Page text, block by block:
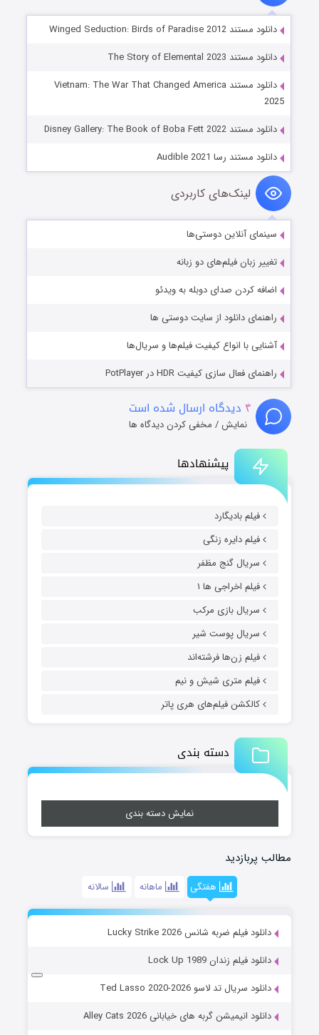
پیشنهادها
فیلم بادیگارد
فیلم دایره زنگی
سریال گنج مظفر
فیلم اخراجی ها ۱
سریال بازی مرکب
سریال پوست شیر
فیلم زن‌ها فرشته‌اند
فیلم متری شیش و نیم
کالکشن فیلم‌های هری پاتر
دسته بندی
نمایش دسته بندی
مطالب پربازدید
هفتگی ماهانه سالانه
دانلود فیلم ضربه شانس Lucky Strike 2026
دانلود فیلم زندان Lock Up 1989
دانلود سریال تد لاسو Ted Lasso 2020-2026
دانلود انیمیشن گربه های خیابانی Alley Cats 2026
دانلود مستند Winged Seduction: Birds of Paradise 2012
دانلود مستند The Story of Elemental 2023
دانلود مستند Vietnam: The War That Changed America
2025
دانلود مستند Disney Gallery: The Book of Boba Fett 2022
دانلود مستند رسا Audible 2021
لینک‌های کاربردی
سینمای آنلاین دوستی‌ها
تغییر زبان فیلم‌های دو زبانه
اضافه کردن صدای دوبله به ویدئو
راهنمای دانلود از سایت دوستی ها
آشنایی با انواع کیفیت فیلم‌ها و سریال‌ها
راهنمای فعال سازی کیفیت HDR در PotPlayer
۴ دیدگاه ارسال شده است
نمایش / مخفی کردن دیدگاه ها